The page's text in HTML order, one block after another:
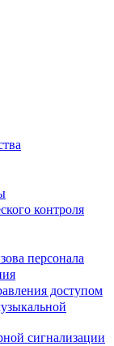
контроля
персонала
доступом
сигнализации